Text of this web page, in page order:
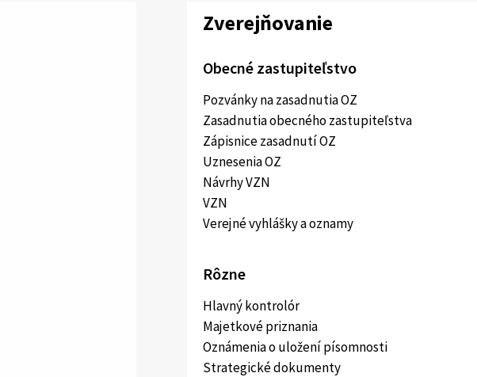
Zverejňovanie
Obecné zastupiteľstvo
Pozvánky na zasadnutia OZ
Zasadnutia obecného zastupiteľstva
Zápisnice zasadnutí OZ
Uznesenia OZ
Návrhy VZN
VZN
Verejné vyhlášky a oznamy
Rôzne
Hlavný kontrolór
Majetkové priznania
Oznámenia o uložení písomnosti
Strategické dokumenty